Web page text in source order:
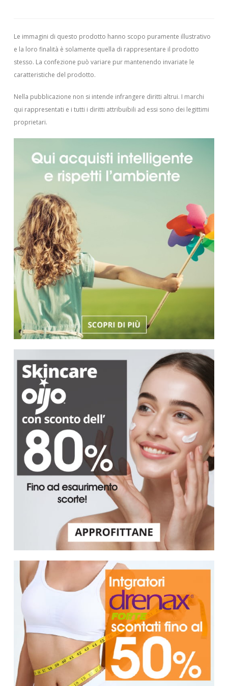
Le immagini di questo prodotto hanno scopo puramente illustrativo
e la loro finalità è solamente quella di rappresentare il prodotto
stesso. La confezione può variare pur mantenendo invariate le
caratteristiche del prodotto.
Nella pubblicazione non si intende infrangere diritti altrui. I marchi
qui rappresentati e i tutti i diritti attribuibili ad essi sono dei legittimi
proprietari.